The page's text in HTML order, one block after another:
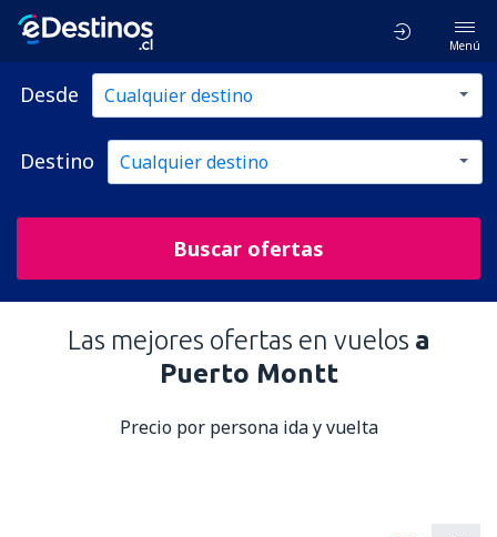
Menú
Desde
Destino
Buscar ofertas
Las mejores ofertas en vuelos a
Puerto Montt
Precio por persona ida y vuelta